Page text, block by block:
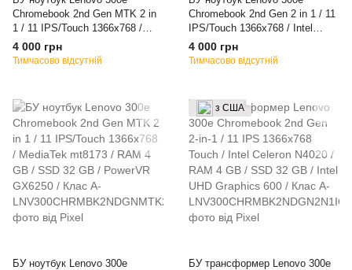
Chromebook 2nd Gen MTK 2 in
1 / 11 IPS/Touch 1366x768 /
MediaTek mt8173 / RAM 4 GB /
SSD 32 GB / PowerVR GX6250
4 000 грн
Тимчасово відсутній
Chromebook 2nd Gen 2 in 1 / 11
IPS/Touch 1366x768 / Intel
Celeron N4020 / RAM 4 GB /
SSD 32 GB / Intel UHD Graphics
4 000 грн
Тимчасово відсутній
БУ ноутбук Lenovo 300e
з США
БУ трансформер Lenovo 300e